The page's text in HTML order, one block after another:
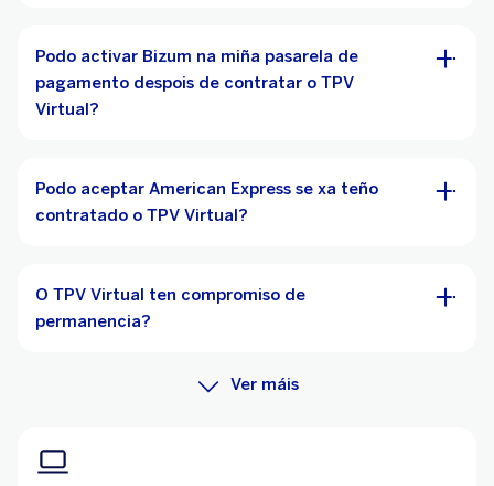
Podo activar Bizum na miña pasarela de
pagamento despois de contratar o TPV
Virtual?
Podo aceptar American Express se xa teño
contratado o TPV Virtual?
O TPV Virtual ten compromiso de
permanencia?
Ver máis